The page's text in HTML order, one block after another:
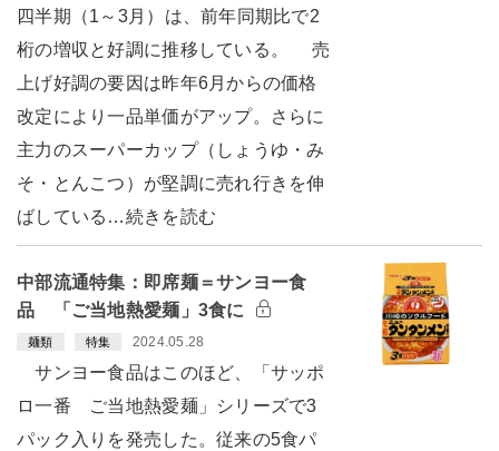
四半期（1～3月）は、前年同期比で2
桁の増収と好調に推移している。 売
上げ好調の要因は昨年6月からの価格
改定により一品単価がアップ。さらに
主力のスーパーカップ（しょうゆ・み
そ・とんこつ）が堅調に売れ行きを伸
ばしている…続きを読む
中部流通特集：即席麺＝サンヨー食
品 「ご当地熱愛麺」3食に
麺類 特集 2024.05.28
サンヨー食品はこのほど、「サッポ
ロ一番 ご当地熱愛麺」シリーズで3
パック入りを発売した。従来の5食パ